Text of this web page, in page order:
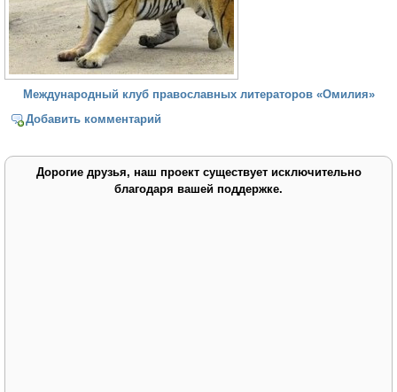
Международный клуб православных литераторов «Омилия»
Добавить комментарий
Дорогие друзья, наш проект существует исключительно
благодаря вашей поддержке.